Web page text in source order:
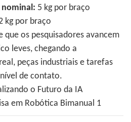
nominal: 5 kg por braço
kg por braço
que os pesquisadores avancem
leves, chegando a
peças industriais e tarefas
de contato.